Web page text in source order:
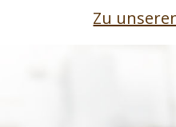
Zu